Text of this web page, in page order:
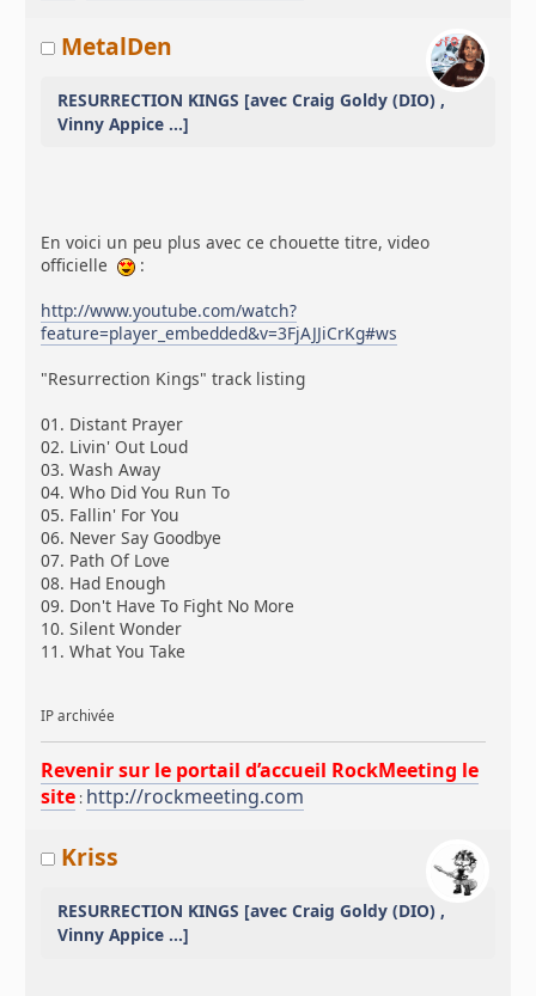
MetalDen
RESURRECTION KINGS [avec Craig Goldy (DIO) ,
Vinny Appice ...]
En voici un peu plus avec ce chouette titre, video
officielle
:
http://www.youtube.com/watch?
feature=player_embedded&v=3FjAJJiCrKg#ws
"Resurrection Kings" track listing
01. Distant Prayer
02. Livin' Out Loud
03. Wash Away
04. Who Did You Run To
05. Fallin' For You
06. Never Say Goodbye
07. Path Of Love
08. Had Enough
09. Don't Have To Fight No More
10. Silent Wonder
11. What You Take
IP archivée
Revenir sur le portail d’accueil RockMeeting le
site : http://rockmeeting.com
Kriss
RESURRECTION KINGS [avec Craig Goldy (DIO) ,
Vinny Appice ...]